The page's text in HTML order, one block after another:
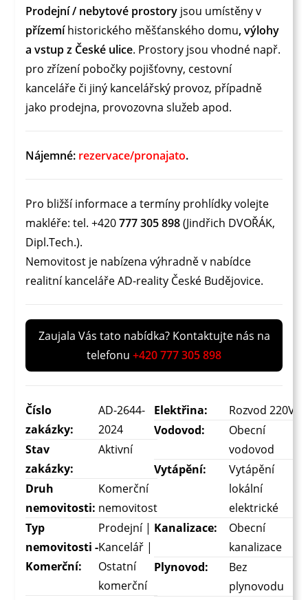
Prodejní / nebytové prostory jsou umístěny v
přízemíhistorického měšťanského domu, výlohy
a vstup z České ulice. Prostory jsou vhodné např.
pro zřízení pobočky pojišťovny, cestovní
kanceláře či jiný kancelářský provoz, případně
jako prodejna, provozovna služeb apod.
Nájemné: rezervace/pronajato.
Pro bližší informace a termíny prohlídky volejte
makléře: tel. +420777 305 898(Jindřich DVOŘÁK,
Dipl.Tech.).
Nemovitost je nabízena výhradně v nabídce
realitní kanceláře AD-reality České Budějovice.
Zaujala Vás tato nabídka? Kontaktujte nás na
telefonu +420 777 305 898
Číslo
zakázky:
AD-2644-
2024
Stav
zakázky:
Aktivní
Druh
nemovitosti:
Komerční
nemovitost
Typ
nemovitosti -
Komerční:
Prodejní |
Kancelář |
Ostatní
komerční
Elektřina:
Rozvod 220V
Vodovod:
Obecní
vodovod
Vytápění:
Vytápění
lokální
elektrické
Kanalizace:
Obecní
kanalizace
Plynovod:
Bez
plynovodu